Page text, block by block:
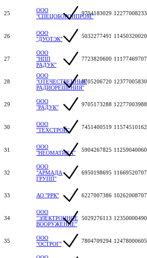
25
ООО
"СПЕЦОБОРОНПРОМ"9704183029
26
ООО
"ДУОТЭК"
5032277491
27
ООО
"НПП
РАДУК"
7723820600
28
ООО
"ОТЕЧЕСТВЕННЫЕ
РАДИОРЕШЕНИЯ"
9705206720
29
ООО
"РАДУК"
9705173288
30
ООО
"ТЕХСТРОЙ"
7451400519
31
ООО
"НЕОМАТИКА"
5904267825
32
ООО
"АРМАДА
ГРУПП"
6950198695
33 АО "РРК" 6227007386
34
ООО
"ЭЛЕКТРОННОЕ
ВООРУЖЕНИЕ"
5029276113
35
ООО
"ОСТРОГ"
7804709294